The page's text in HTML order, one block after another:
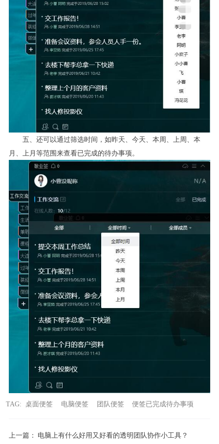
五、还可以通过筛选时间，如昨天、今天、本周、上周、本
月、上月等范围来查看已完成的待办事项。
TAG: 桌面便签 电脑便签 团队便签 便签已完成待办事项
上一篇： 电脑上有什么好用又好看的透明团队协作小工具？